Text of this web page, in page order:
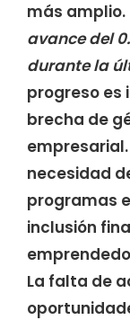
más amplio.
avance del
durante la
progreso es
brecha de
necesidad
programas
inclusión
La falta de